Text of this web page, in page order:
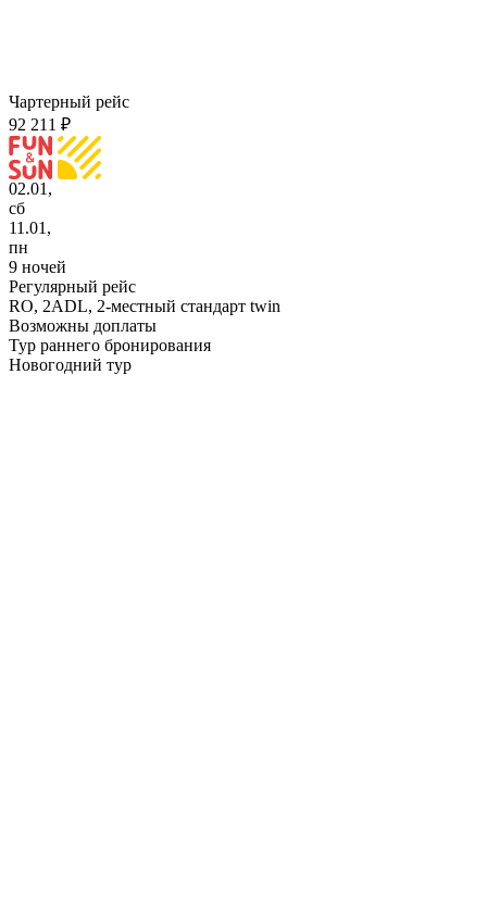
Чартерный рейс
92 211 ₽
02.01,
сб
11.01,
пн
9 ночей
Регулярный рейс
RO, 2ADL, 2-местный стандарт twin
Возможны доплаты
Тур раннего бронирования
Новогодний тур